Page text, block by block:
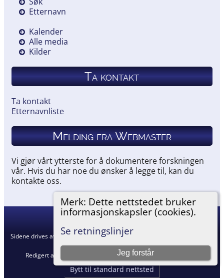
Merk: Dette nettstedet bruker
informasjonskapsler (cookies).
Se retningslinjer
Jeg forstår
Etternavn
Kalender
Alle media
Kilder
Ta kontakt
Ta kontakt
Etternavnliste
Melding fra Webmaster
Vi gjør vårt ytterste for å dokumentere forskningen
vår. Hvis du har noe du ønsker å legge til, kan du
kontakte oss.
Hemneslekt 2026
Sidene drives av The Next Generation of Genealogy Sitebuilding
Redigert av
Retningslinjer for personvern
Bytt til standard nettsted